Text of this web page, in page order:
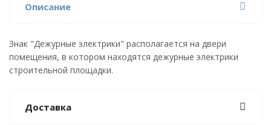
Описание
Знак "Дежурные электрики" располагается на двери
помещения, в котором находятся дежурные электрики
строительной площадки.
Доставка